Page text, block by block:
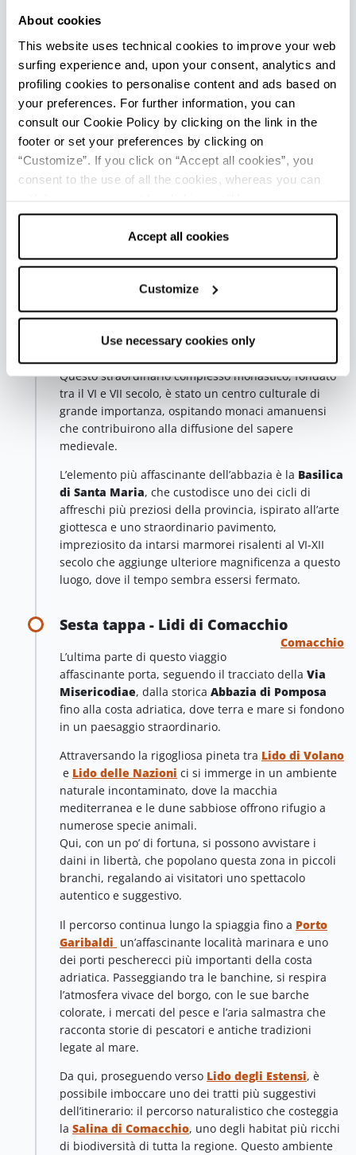
About cookies
This website uses technical cookies to improve your web
surfing experience and, upon your consent, analytics and
profiling cookies to personalise content and ads based on
your preferences. For further information, you can
consult our Cookie Policy by clicking on the link in the
footer or set your preferences by clicking on
“Customize”. If you click on “Accept all cookies”, you
consent to the use of all the cookies, whereas you can
cookies only” and only the technical cookies for the
correct functioning of the website will be used.
Accept all cookies
Customize
Use necessary cookies only
vive il rarissimo cervo delle dune, un vero fossile
offre percorsi di trekking e cicloturismo che
permettono di esplorare questa oasi protetta e
ammirare la ricchezza della flora e della fauna.
Consiglio
Un’area esclusiva della Riserva Naturale del Bosco
della Mesola èvisitabile da marzo ad ottobre
bordo di un pulmino, accompagnati da una guida
ambientale con possibilità di incontrare da vicino i
Quinta tappa - Abbazia di Pomposa
Codigoro
prosegue verso un luogo di spiritualità e arte senza
tempo, punto di partenza dellaViae Misericordiae:
comune diCodigoro.
Questo straordinario complesso monastico, fondato
tra il VI e VII secolo, è stato un centro culturale di
grande importanza, ospitando monaci amanuensi
che contribuirono alla diffusione del sapere
medievale.
L’elemento più affascinante dell’abbazia è la Basilica
di Santa Maria, che custodisce uno dei cicli di
affreschi più preziosi della provincia, ispirato all’arte
giottesca e uno straordinario pavimento,
impreziosito da intarsi marmorei risalenti al VI-XII
secolo che aggiunge ulteriore magnificenza a questo
luogo, dove il tempo sembra essersi fermato.
Sesta tappa - Lidi di Comacchio
Comacchio
L’ultima parte di questo viaggio
affascinante porta, seguendo il tracciato della Via
Misericodiae, dalla storica Abbazia di Pomposa
fino alla costa adriatica, dove terra e mare si fondono
in un paesaggio straordinario.
Attraversando la rigogliosa pineta tra Lido di Volano
e Lido delle Nazioni ci si immerge in un ambiente
naturale incontaminato, dove la macchia
mediterranea e le dune sabbiose offrono rifugio a
numerose specie animali.
Qui, con un po’ di fortuna, si possono avvistare i
daini in libertà, che popolano questa zona in piccoli
branchi, regalando ai visitatori uno spettacolo
autentico e suggestivo.
Il percorso continua lungo la spiaggia fino a Porto
Garibaldi un’affascinante località marinara e uno
dei porti pescherecci più importanti della costa
adriatica. Passeggiando tra le banchine, si respira
l’atmosfera vivace del borgo, con le sue barche
colorate, i mercati del pesce e l’aria salmastra che
racconta storie di pescatori e antiche tradizioni
legate al mare.
Da qui, proseguendo verso Lido degli Estensi, è
possibile imboccare uno dei tratti più suggestivi
dell’itinerario: il percorso naturalistico che costeggia
la Salina di Comacchio, uno degli habitat più ricchi
di biodiversità di tutta la regione. Questo ambiente